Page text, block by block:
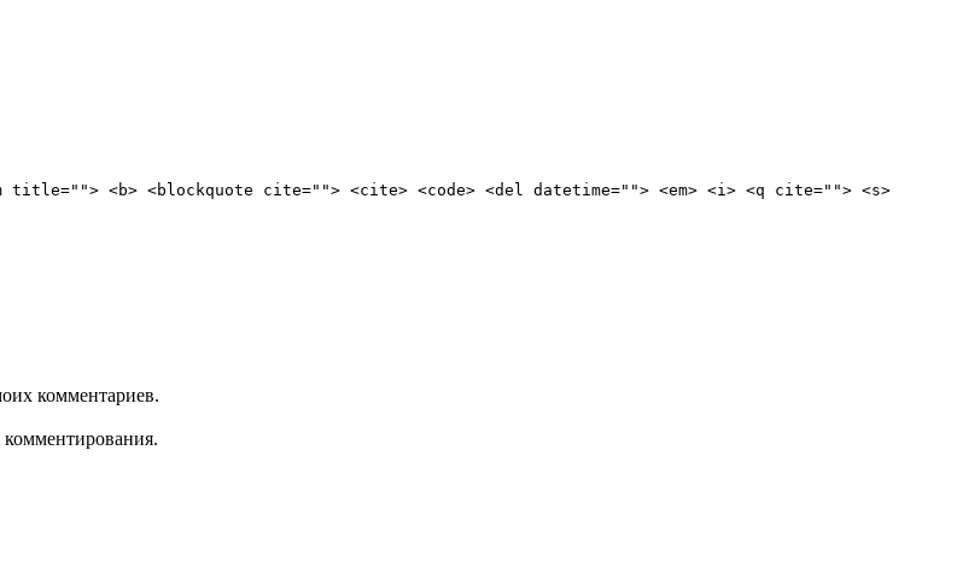
<b> <blockquote cite=""> <cite> <code> <del datetime=""> <em> <i> <q cite=""> <s>
комментариев.
комментирования.